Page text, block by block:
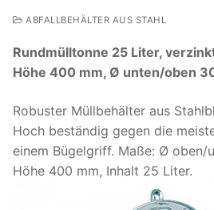
nach:
ABFALLBEHÄLTER AUS STAHL
Rundmülltonne 25 Liter,
Höhe 400 mm, Ø unten/oben
Robuster Müllbehälter aus
Hoch beständig gegen die
einem Bügelgriff. Maße: Ø oben/
Höhe 400 mm, Inhalt 25 Liter.